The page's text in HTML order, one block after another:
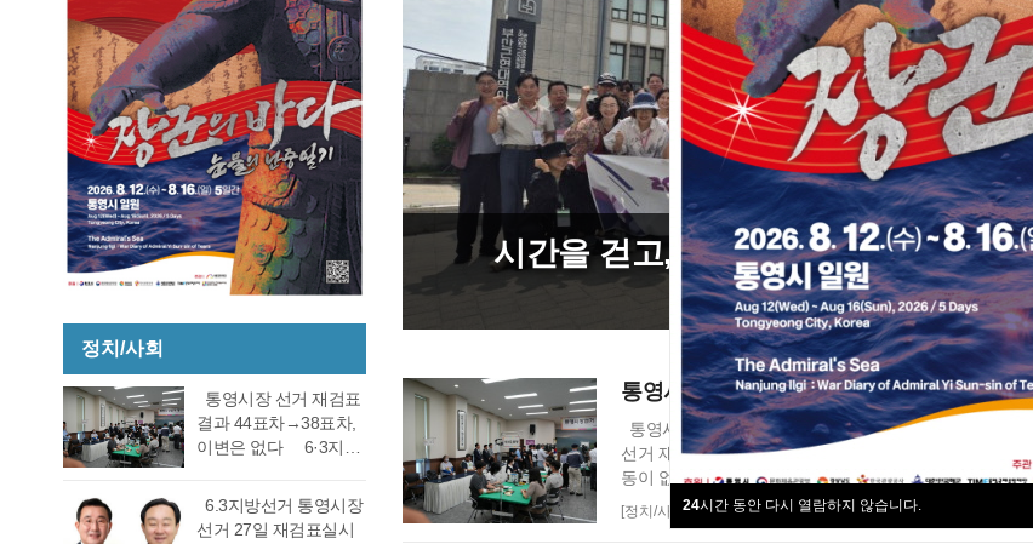
24시간 동안 다시 열람하지 않습니다.
정치/사회
통영시장 선거 재검표
결과 44표차→38표차,
이변은 없다 6·3지방
검표 결과 강석주 시장
이 38표차로 6표가 변
6.3지방선거 통영시장
선거 27일 재검표실시
44표차→38표차, 이변은
시간을 걷고, 예술을 만나다. 통영예
통영시장 선거 재검표 결과 44표차→38표차
통영시장 선거 재검표 결과 44표차→38표차, 이변은
선거 재검표 결과 강석주 시장이 38표차로 6표가 변동되
동이 없었다. 경남도선거관리위원회는 창원시 성산구에
회의실에서 실시한 재검표에서 당표 44표차에서 38표차
장이 국민의힘 천영기 전 시장을 앞선 것으로 최종 확인
[정치/사회]